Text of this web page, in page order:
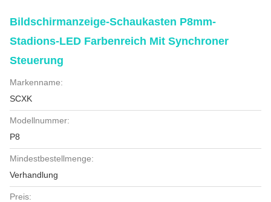
Bildschirmanzeige-Schaukasten P8mm-
Stadions-LED Farbenreich Mit Synchroner
Steuerung
Markenname:
SCXK
Modellnummer:
P8
Mindestbestellmenge:
Verhandlung
Preis: